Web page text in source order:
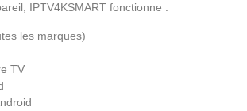
IPTV4KSMART fonctionne :
les marques)
TV